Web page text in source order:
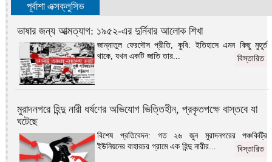
পূর্বাশা এক্সক্লুসিভ
ভাষার জন্য আত্মত্যাগ: ১৯৫২-এর দুর্নিবার আলোক শিখা
জান্নাতুল ফেরদৌস প্রীতি, কুবি: ইতিহাসে এমন কিছু মুহূর্ত
থাকে, যখন একটি জাতি তার...
বিস্তারিত
মুরাদনগরে হিন্দু নারী ধর্ষণের অভিযোগ ভিত্তিহীন, প্রকৃতপক্ষে বাস্তবে যা
ঘটেছে
বিশেষ প্রতিবেদন: গত ২৬ জুন মুরাদনগরের পঞ্চকিট্রি
ইউনিয়নের বাহারচর গ্রামে এক হিন্দু নারীর...
বিস্তারিত